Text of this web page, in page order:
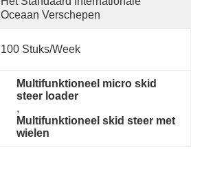
Oceaan Verschepen
100 Stuks/week
Multifunktioneel micro skid
steer loader
,
Multifunktioneel skid steer met
wielen